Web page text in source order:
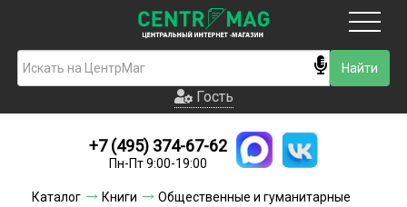
Гость
Новинки
Условия доставки
Гость
+7 (495) 374-67-62
Пн-Пт 9:00-19:00
Каталог Книги
Общественные и гуманитарные